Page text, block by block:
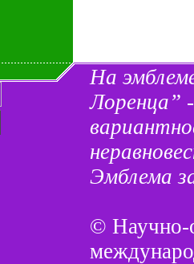
На
Лоренца”
Эмблема
© Научно-